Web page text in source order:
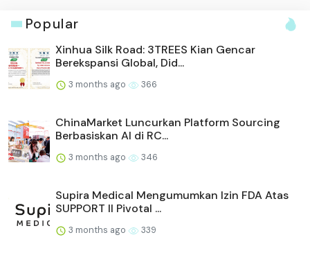
Popular
Xinhua Silk Road: 3TREES Kian Gencar
Berekspansi Global, Did...
3 months ago 366
ChinaMarket Luncurkan Platform Sourcing
Berbasiskan AI di RC...
3 months ago 346
Supira Medical Mengumumkan Izin FDA Atas
SUPPORT II Pivotal ...
3 months ago 339